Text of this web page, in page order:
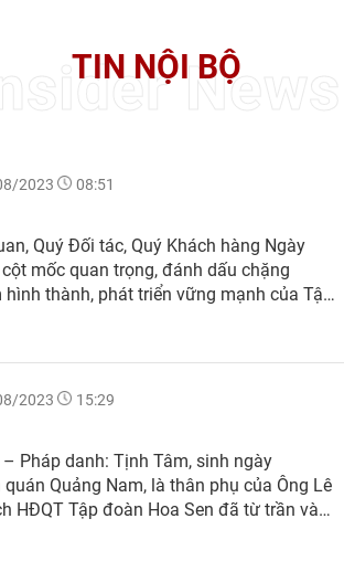
TIN NỘI BỘ
Insider News
2023 08:51
Quý Đối tác, Quý Khách hàng Ngày
mốc quan trọng, đánh dấu chặng
thành, phát triển vững mạnh của Tập
2023 15:29
– Pháp danh: Tịnh Tâm, sinh ngày
Quảng Nam, là thân phụ của Ông Lê
HĐQT Tập đoàn Hoa Sen đã từ trần vào